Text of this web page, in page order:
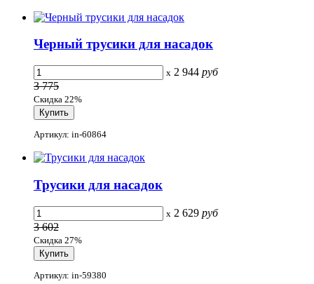
Черный трусики для насадок
x 2 944 руб
3 775
Скидка 22%
Артикул: in-60864
Трусики для насадок
x 2 629 руб
3 602
Скидка 27%
Артикул: in-59380